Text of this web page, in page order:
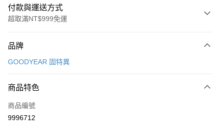
付款與運送方式
超取滿NT$999免運
信用卡一次付款
LINE Pay
Apple Pay
品牌
GOODYEAR 固特異
商品特色
商品編號
9996712